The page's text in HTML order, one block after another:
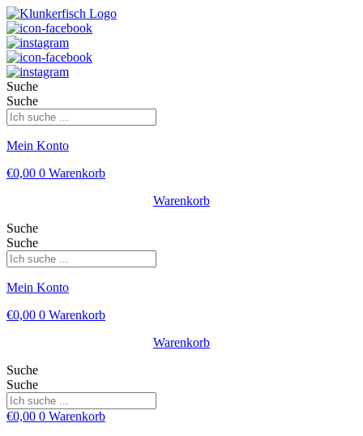
Suche
Suche
Mein Konto
€0,00 0 Warenkorb
Warenkorb
Suche
Suche
Mein Konto
€0,00 0 Warenkorb
Warenkorb
Suche
Suche
€0,00 0 Warenkorb